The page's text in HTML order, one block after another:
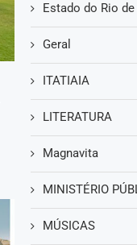
Estado do Rio
Geral
ITATIAIA
LITERATURA
Magnavita
MINISTÉRIO
MÚSICAS